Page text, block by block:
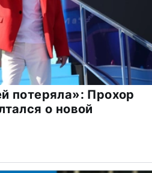
потеряла»: Прохор
о новой